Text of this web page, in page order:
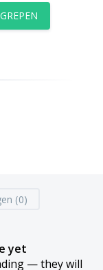
(0)
yet
— they will